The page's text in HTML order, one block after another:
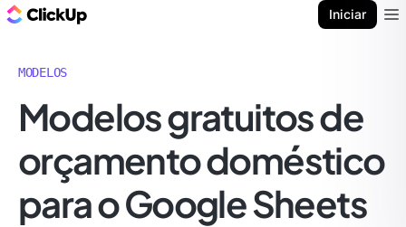
Iniciar
MODELOS
Modelos gratuitos de
orçamento doméstico
para o Google Sheets